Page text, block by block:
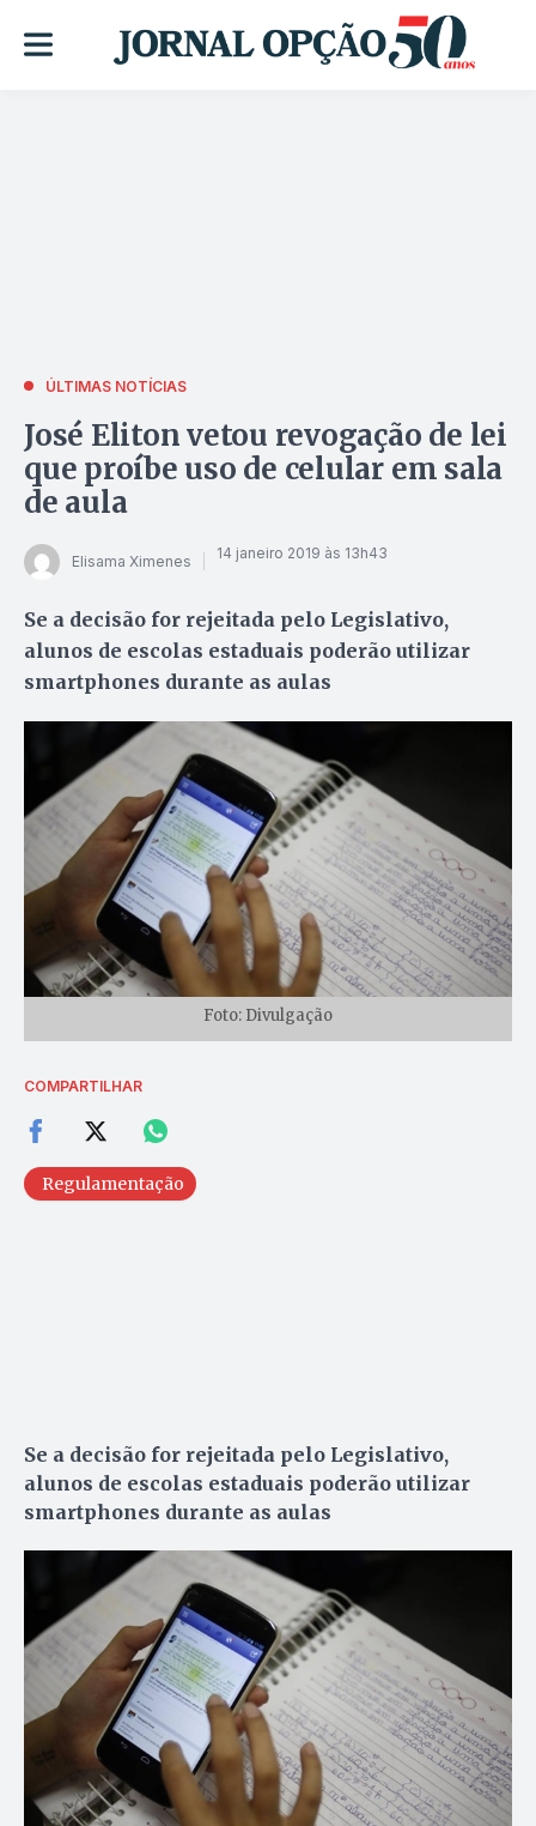
ÚLTIMAS NOTÍCIAS
José Eliton vetou revogação de lei
que proíbe uso de celular em sala
de aula
Elisama Ximenes 14 janeiro 2019 às 13h43
Se a decisão for rejeitada pelo Legislativo,
alunos de escolas estaduais poderão utilizar
smartphones durante as aulas
Foto: Divulgação
COMPARTILHAR
Regulamentação
Se a decisão for rejeitada pelo Legislativo,
alunos de escolas estaduais poderão utilizar
smartphones durante as aulas